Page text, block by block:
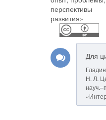
Для
Н. Л.